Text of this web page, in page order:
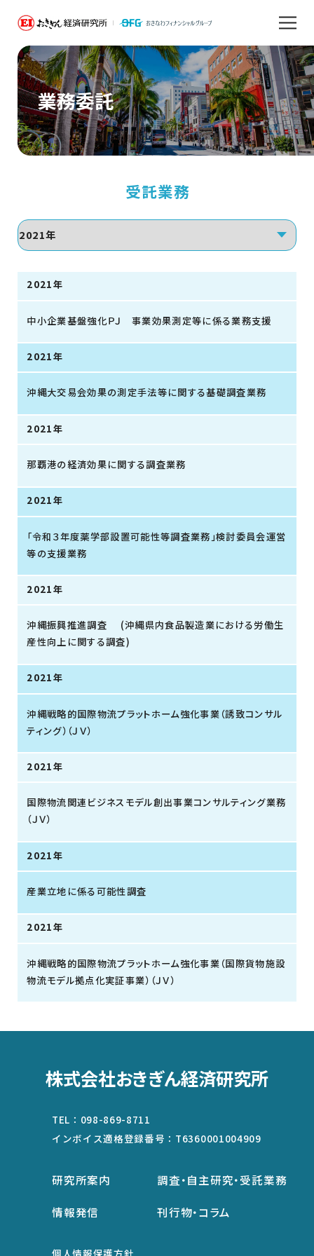
業務委託
受託業務
2021年
中小企業基盤強化ＰＪ 事業効果測定等に係る業務支援
2021年
沖縄大交易会効果の測定手法等に関する基礎調査業務
2021年
那覇港の経済効果に関する調査業務
2021年
「令和３年度薬学部設置可能性等調査業務」検討委員会運営
等の支援業務
2021年
沖縄振興推進調査 (沖縄県内食品製造業における労働生
産性向上に関する調査)
2021年
沖縄戦略的国際物流プラットホーム強化事業（誘致コンサル
ティング）（ＪＶ）
2021年
国際物流関連ビジネスモデル創出事業コンサルティング業務
（ＪＶ）
2021年
産業立地に係る可能性調査
2021年
沖縄戦略的国際物流プラットホーム強化事業（国際貨物施設
物流モデル拠点化実証事業）（ＪＶ）
株式会社おきぎん経済研究所
TEL： 098-869-8711
インボイス適格登録番号： T6360001004909
研究所案内
情報発信
調査・自主研究・受託業務
刊行物・コラム